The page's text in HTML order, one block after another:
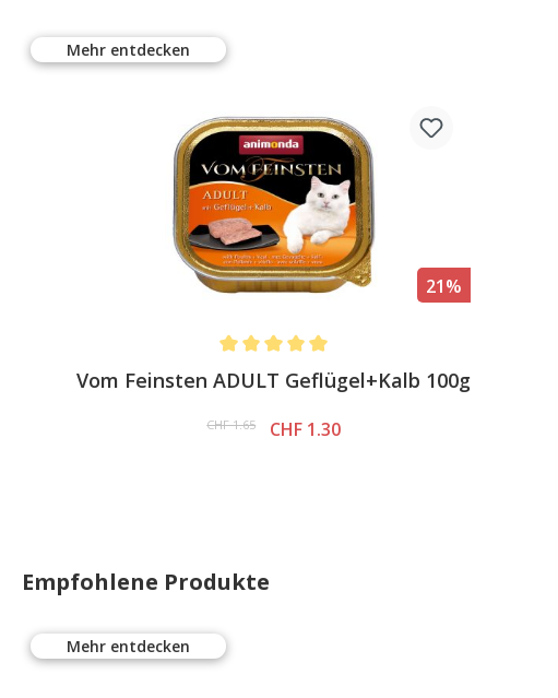
Mehr entdecken
21%
Average rating of 5 out of 5 stars
Vom Feinsten ADULT Geflügel+Kalb 100g
CHF 1.65 CHF 1.30
Empfohlene Produkte
Mehr entdecken